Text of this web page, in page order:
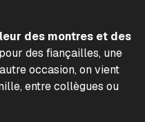
des montres et des
des fiançailles, une
occasion, on vient
entre collègues ou